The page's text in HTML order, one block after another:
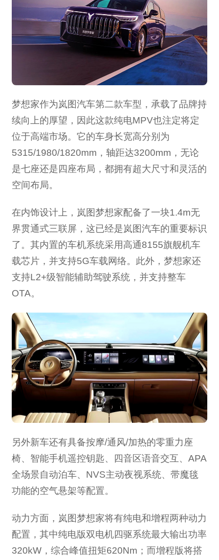
梦想家作为岚图汽车第二款车型，承载了品牌持
续向上的厚望，因此这款纯电MPV也注定将定
位于高端市场。它的车身长宽高分别为
5315/1980/1820mm，轴距达3200mm，无论
是七座还是四座布局，都拥有超大尺寸和灵活的
空间布局。
在内饰设计上，岚图梦想家配备了一块1.4m无
界贯通式三联屏，这已经是岚图汽车的重要标识
了。其内置的车机系统采用高通8155旗舰机车
载芯片，并支持5G车载网络。此外，梦想家还
支持L2+级智能辅助驾驶系统，并支持整车
OTA。
另外新车还有具备按摩/通风/加热的零重力座
椅、智能手机遥控钥匙、四音区语音交互、APA
全场景自动泊车、NVS主动夜视系统、带魔毯
功能的空气悬架等配置。
动力方面，岚图梦想家将有纯电和增程两种动力
配置，其中纯电版双电机四驱系统最大输出功率
320kW，综合峰值扭矩620Nm；而增程版将搭